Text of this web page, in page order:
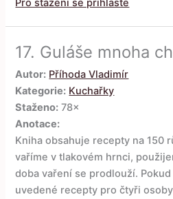
Pro stažení se přihlaste
17. Guláše mnoha
Autor: Příhoda Vladimír
Kategorie: Kuchařky
Staženo: 78×
Anotace:
Kniha obsahuje recepty na 150
vaříme v tlakovém hrnci,
doba vaření se prodlouží.
uvedené recepty pro čtyři